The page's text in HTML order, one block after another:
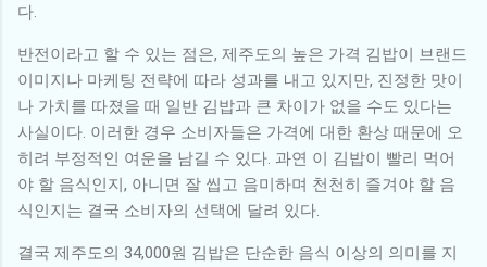
다.
반전이라고 할 수 있는 점은, 제주도의 높은 가격 김밥이 브랜드
이미지나 마케팅 전략에 따라 성과를 내고 있지만, 진정한 맛이
나 가치를 따졌을 때 일반 김밥과 큰 차이가 없을 수도 있다는
사실이다. 이러한 경우 소비자들은 가격에 대한 환상 때문에 오
히려 부정적인 여운을 남길 수 있다. 과연 이 김밥이 빨리 먹어
야 할 음식인지, 아니면 잘 씹고 음미하며 천천히 즐겨야 할 음
식인지는 결국 소비자의 선택에 달려 있다.
결국 제주도의 34,000원 김밥은 단순한 음식 이상의 의미를 지